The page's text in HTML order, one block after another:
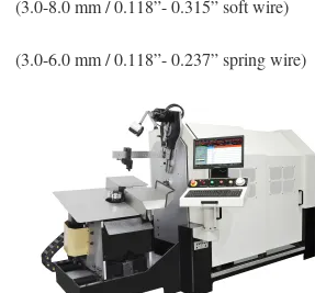
(3.0-8.0 mm / 0.118”- 0.315” soft wire)
(3.0-6.0 mm / 0.118”- 0.237” spring wire)